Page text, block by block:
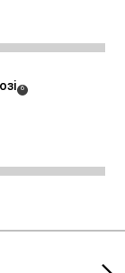
(
Disclosure
6)
Next